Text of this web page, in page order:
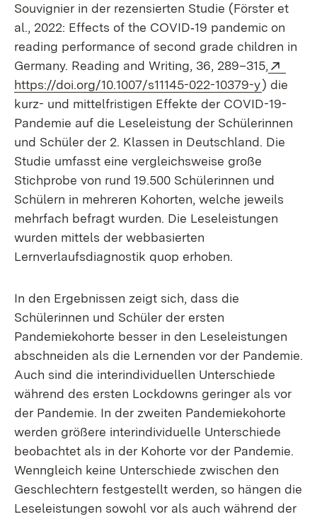
Souvignier in der rezensierten Studie (Förster et
al., 2022: Effects of the COVID‑19 pandemic on
reading performance of second grade children in
Germany. Reading and Writing, 36, 289–315,
https://doi.org/10.1007/s11145-022-10379-y(Öffnet
) die
kurz- und mittelfristigen Effekte der COVID-19-
Pandemie auf die Leseleistung der Schülerinnen
und Schüler der 2. Klassen in Deutschland. Die
Studie umfasst eine vergleichsweise große
Stichprobe von rund 19.500 Schülerinnen und
Schülern in mehreren Kohorten, welche jeweils
mehrfach befragt wurden. Die Leseleistungen
wurden mittels der webbasierten
Lernverlaufsdiagnostik quop erhoben.
In den Ergebnissen zeigt sich, dass die
Schülerinnen und Schüler der ersten
Pandemiekohorte besser in den Leseleistungen
abschneiden als die Lernenden vor der Pandemie.
Auch sind die interindividuellen Unterschiede
während des ersten Lockdowns geringer als vor
der Pandemie. In der zweiten Pandemiekohorte
werden größere interindividuelle Unterschiede
beobachtet als in der Kohorte vor der Pandemie.
Wenngleich keine Unterschiede zwischen den
Geschlechtern festgestellt werden, so hängen die
Leseleistungen sowohl vor als auch während der